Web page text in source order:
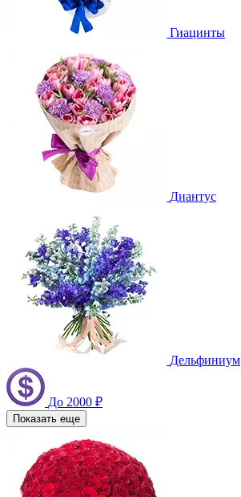
Гиацинты
Диантус
Дельфиниум
До 2000 ₽
Показать еще